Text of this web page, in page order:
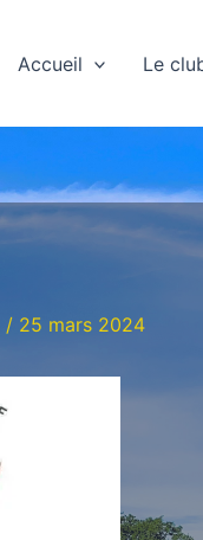
Accueil Le
/ 25 mars 2024